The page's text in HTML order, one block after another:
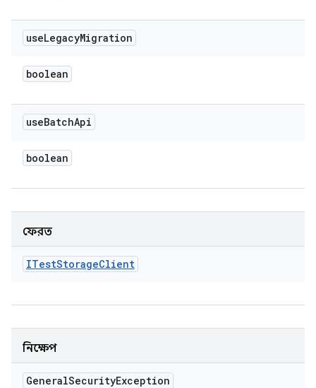
useLegacyMigration
boolean
useBatchApi
boolean
ফেরত
ITestStorageClient
নিক্ষেপ
GeneralSecurityException